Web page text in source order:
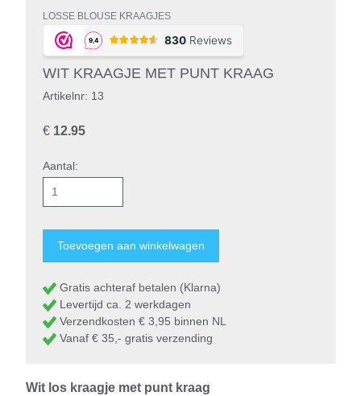
LOSSE BLOUSE KRAAGJES
WIT KRAAGJE MET PUNT KRAAG
Artikelnr: 13
€ 12.95
Aantal:
Gratis achteraf betalen (Klarna)
Levertijd ca. 2 werkdagen
Verzendkosten € 3,95 binnen NL
Vanaf € 35,- gratis verzending
Wit los kraagje met punt kraag